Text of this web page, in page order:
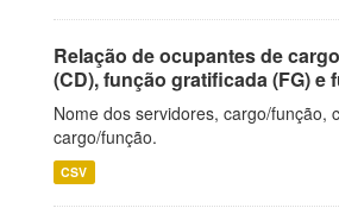
Relação de ocupantes de
(CD), função gratificada (FG) e
Nome dos servidores, cargo/função,
cargo/função.
CSV